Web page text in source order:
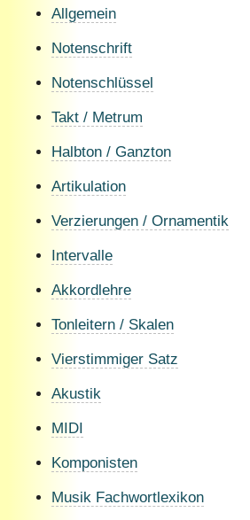
Allgemein
Notenschrift
Notenschlüssel
Takt / Metrum
Halbton / Ganzton
Artikulation
Verzierungen / Ornamentik
Intervalle
Akkordlehre
Tonleitern / Skalen
Vierstimmiger Satz
Akustik
MIDI
Komponisten
Musik Fachwortlexikon